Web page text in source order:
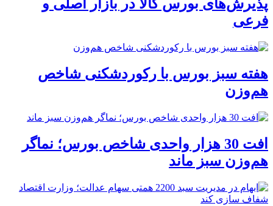
پذیرش‌های بورس کالا در بازار اصلی و
فرعی
هفته سبز بورس با رکوردشکنی شاخص
هم‌وزن
افت 30 هزار واحدی شاخص بورس؛ نماگر
هم‌وزن سبز ماند